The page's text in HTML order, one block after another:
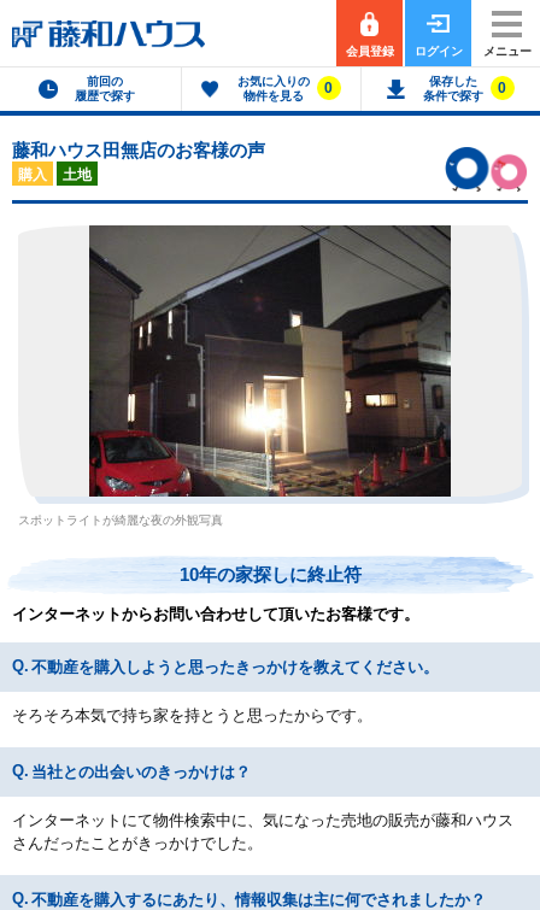
会員登録 ログイン メニュー
前回の
履歴で探す
お気に入りの
物件を見る
0
保存した
条件で探す
0
藤和ハウス田無店のお客様の声
購入 土地
スポットライトが綺麗な夜の外観写真
10年の家探しに終止符
インターネットからお問い合わせして頂いたお客様です。
不動産を購入しようと思ったきっかけを教えてください。
そろそろ本気で持ち家を持とうと思ったからです。
当社との出会いのきっかけは？
インターネットにて物件検索中に、気になった売地の販売が藤和ハウス
さんだったことがきっかけでした。
不動産を購入するにあたり、情報収集は主に何でされましたか？